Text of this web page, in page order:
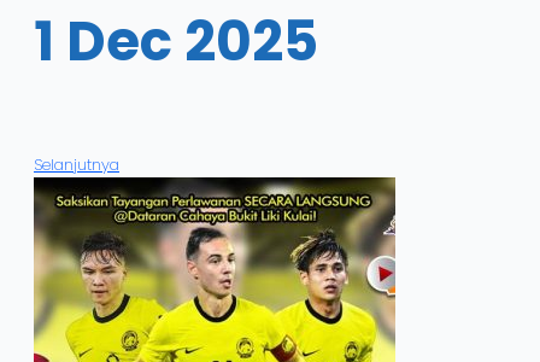
1 Dec 2025
Selanjutnya